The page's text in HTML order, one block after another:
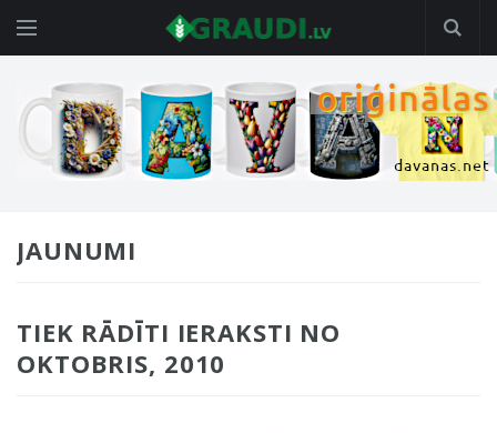
JAUNUMI
TIEK RĀDĪTI IERAKSTI NO
OKTOBRIS, 2010